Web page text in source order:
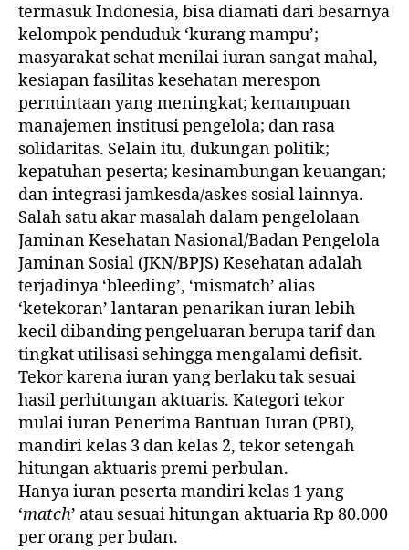
termasuk Indonesia, bisa diamati dari besarnya
kelompok penduduk ‘kurang mampu’;
masyarakat sehat menilai iuran sangat mahal,
kesiapan fasilitas kesehatan merespon
permintaan yang meningkat; kemampuan
manajemen institusi pengelola; dan rasa
solidaritas. Selain itu, dukungan politik;
kepatuhan peserta; kesinambungan keuangan;
dan integrasi jamkesda/askes sosial lainnya.
Salah satu akar masalah dalam pengelolaan
Jaminan Kesehatan Nasional/Badan Pengelola
Jaminan Sosial (JKN/BPJS) Kesehatan adalah
terjadinya ‘bleeding’, ‘mismatch’ alias
‘ketekoran’ lantaran penarikan iuran lebih
kecil dibanding pengeluaran berupa tarif dan
tingkat utilisasi sehingga mengalami defisit.
Tekor karena iuran yang berlaku tak sesuai
hasil perhitungan aktuaris. Kategori tekor
mulai iuran Penerima Bantuan Iuran (PBI),
mandiri kelas 3 dan kelas 2, tekor setengah
hitungan aktuaris premi perbulan.
Hanya iuran peserta mandiri kelas 1 yang
‘match’ atau sesuai hitungan aktuaria Rp 80.000
per orang per bulan.